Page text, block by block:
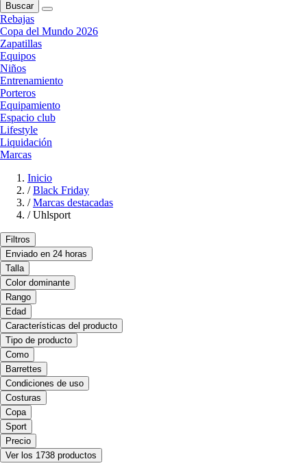
Buscar
Rebajas
Copa del Mundo 2026
Zapatillas
Equipos
Niños
Entrenamiento
Porteros
Equipamiento
Espacio club
Lifestyle
Liquidación
Marcas
Inicio
/ Black Friday
/ Marcas destacadas
/ Uhlsport
Filtros
Enviado en 24 horas
Talla
Color dominante
Rango
Edad
Características del producto
Tipo de producto
Como
Barrettes
Condiciones de uso
Costuras
Copa
Sport
Precio
Ver los 1738 productos